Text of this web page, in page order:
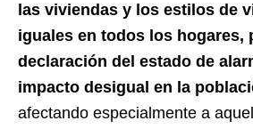
las viviendas y los estilos de
iguales en todos los hogares,
declaración del estado de
impacto desigual en la
afectando especialmente a